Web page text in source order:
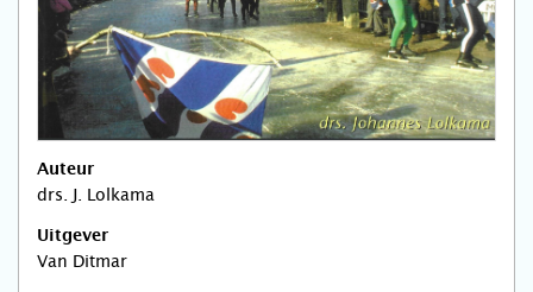
Auteur
drs. J. Lolkama
Uitgever
Van Ditmar